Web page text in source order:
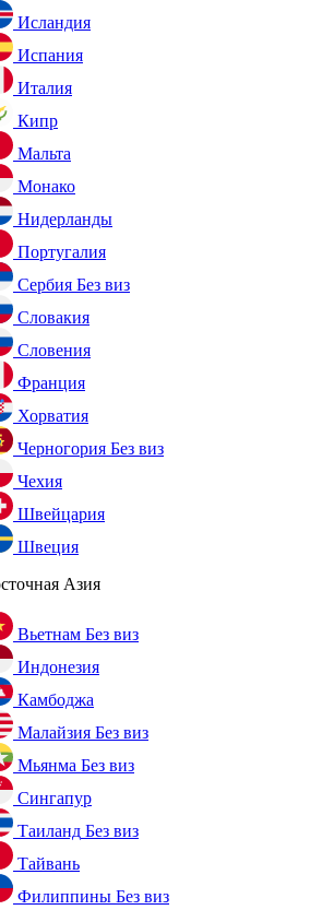
Исландия
Испания
Италия
Кипр
Мальта
Монако
Нидерланды
Португалия
Сербия Без виз
Словакия
Словения
Франция
Хорватия
Черногория Без виз
Чехия
Швейцария
Швеция
Азия
Вьетнам Без виз
Индонезия
Камбоджа
Малайзия Без виз
Мьянма Без виз
Сингапур
Таиланд Без виз
Тайвань
Филиппины Без виз